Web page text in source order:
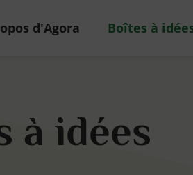
d'Agora Boîtes à
à idées